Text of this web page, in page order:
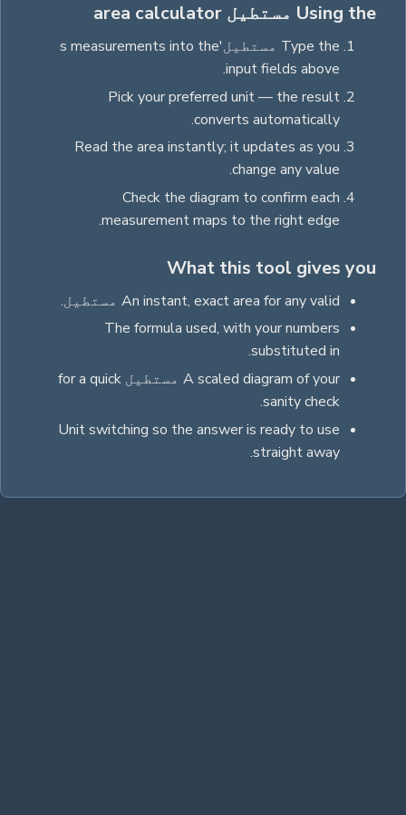
Using the مستطیل area calculator
Type the مستطیل 's measurements into the
input fields above.
Pick your preferred unit — the result
converts automatically.
Read the area instantly; it updates as you
change any value.
Check the diagram to confirm each
measurement maps to the right edge.
What this tool gives you
An instant, exactarea for any valid مستطیل.
The formula used, with your numbers
substituted in.
A scaled diagram of your مستطیل for a quick
sanity check.
Unit switching so the answer is ready to use
straight away.